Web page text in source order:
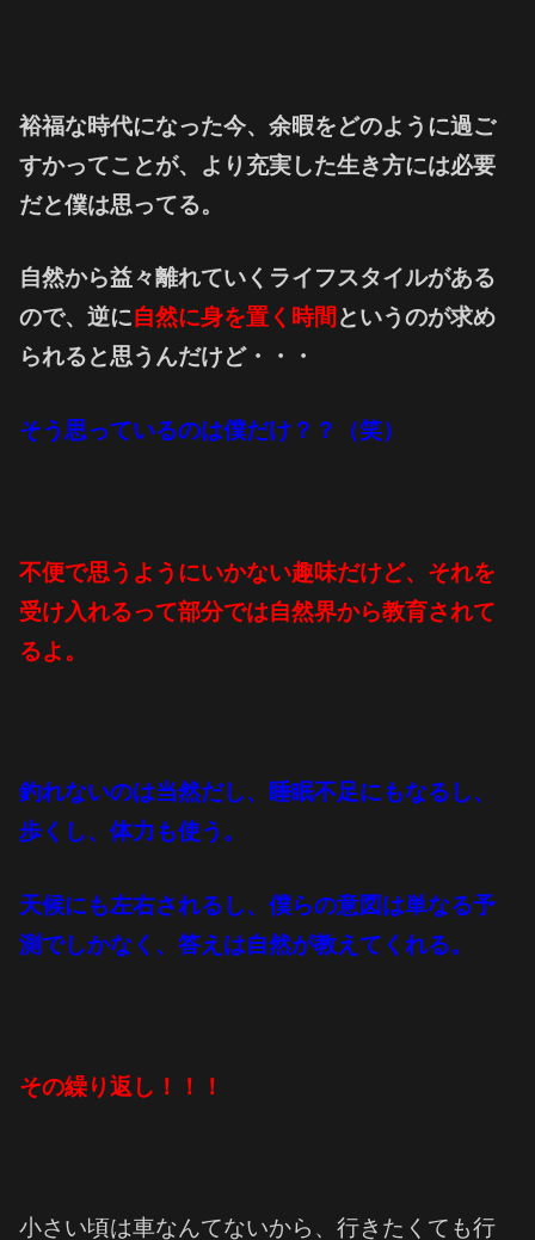
裕福な時代になった今、余暇をどのように過ご
すかってことが、より充実した生き方には必要
だと僕は思ってる。
自然から益々離れていくライフスタイルがある
ので、逆に自然に身を置く時間 というのが求め
られると思うんだけど・・・
そう思っているのは僕だけ？？（笑）
不便で思うようにいかない趣味だけど、それを
受け入れるって部分では自然界から教育されて
るよ。
釣れないのは当然だし、睡眠不足にもなるし、
歩くし、体力も使う。
天候にも左右されるし、僕らの意図は単なる予
測でしかなく、答えは自然が教えてくれる。
その繰り返し！！！
小さい頃は車なんてないから、行きたくても行